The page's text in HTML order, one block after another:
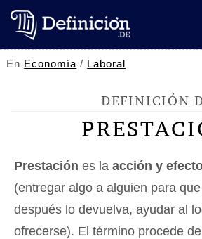
En Economía / Laboral
DEFINICIÓN
Prestación es la acción y
(entregar algo a alguien para
después lo devuelva, ayudar al
ofrecerse). El término procede